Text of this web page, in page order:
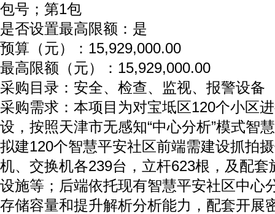
包号；第1包
是否设置最高限额：是
预算（元）：15,929,000.00
最高限额（元）：15,929,000.00
采购目录：安全、检查、监视、报警设备
采购需求：本项目为对宝坻区120个小区
设，按照天津市无感知“中心分析”模式智
拟建120个智慧平安社区前端需建设抓拍
机、交换机各239台，立杆623根，及配
设施等；后端依托现有智慧平安社区中心
存储容量和提升解析分析能力，配套开展